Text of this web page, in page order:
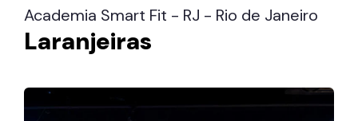
Academia Smart Fit - RJ - Rio de Janeiro
Laranjeiras